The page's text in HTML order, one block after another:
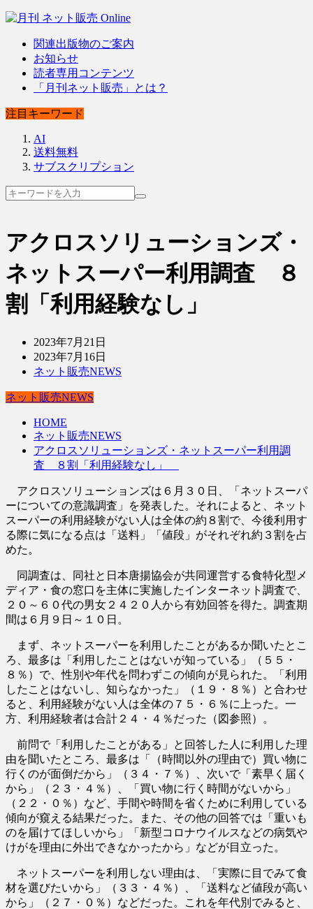
関連出版物のご案内
お知らせ
読者専用コンテンツ
「月刊ネット販売」とは？
注目キーワード
AI
送料無料
サブスクリプション
アクロスソリューションズ・
ネットスーパー利用調査 ８
割「利用経験なし」
2023年7月21日
2023年7月16日
ネット販売NEWS
ネット販売NEWS
HOME
ネット販売NEWS
アクロスソリューションズ・ネットスーパー利用調
査 ８割「利用経験なし」
アクロスソリューションズは６月３０日、「ネットスーパ
ーについての意識調査」を発表した。それによると、ネット
スーパーの利用経験がない人は全体の約８割で、今後利用す
る際に気になる点は「送料」「値段」がそれぞれ約３割を占
めた。
同調査は、同社と日本唐揚協会が共同運営する食特化型メ
ディア・食の窓口を主体に実施したインターネット調査で、
２０～６０代の男女２４２０人から有効回答を得た。調査期
間は６月９日～１０日。
まず、ネットスーパーを利用したことがあるか聞いたとこ
ろ、最多は「利用したことはないが知っている」（５５・
８％）で、性別や年代を問わずこの傾向が見られた。「利用
したことはないし、知らなかった」（１９・８％）と合わせ
ると、利用経験がない人は全体の７５・６％に上った。一
方、利用経験者は合計２４・４％だった（図参照）。
前問で「利用したことがある」と回答した人に利用した理
由を聞いたところ、最多は「（時間以外の理由で）買い物に
行くのが面倒だから」（３４・７％）、次いで「素早く届く
から」（２３・４％）、「買い物に行く時間がないから」
（２２・０％）など、手間や時間を省くために利用している
傾向が窺える結果だった。また、その他の回答では「重いも
のを届けてほしいから」「新型コロナウイルスなどの病気や
けがを理由に外出できなかったから」などが目立った。
ネットスーパーを利用しない理由は、「実際に目でみて食
材を選びたいから」（３３・４％）、「送料など値段が高い
から」（２７・０％）などだった。これを年代別でみると、